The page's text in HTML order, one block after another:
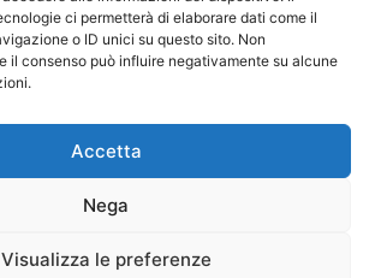
ci permetterà di elaborare dati come il
o ID unici su questo sito. Non
il consenso può influire negativamente su alcune
Accetta
Nega
Visualizza le preferenze
Cammini
Oratorio
Contatti
Parrocchia MARIA AUSILIATRICE |